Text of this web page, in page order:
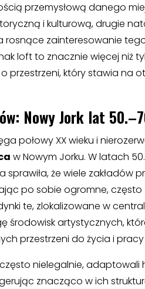
przemysłową danego
i kulturową, drugie
rosnące zainteresowanie
loft to znacznie więcej niż
przestrzeni, który stawia na
Nowy Jork lat
połowy XX wieku i
w Nowym Jorku. W latach
sprawiła, że wiele zakładów
po sobie ogromne,
te, zlokalizowane w
środowisk artystycznych,
przestrzeni do życia i
często nielegalnie,
znacząco w ich